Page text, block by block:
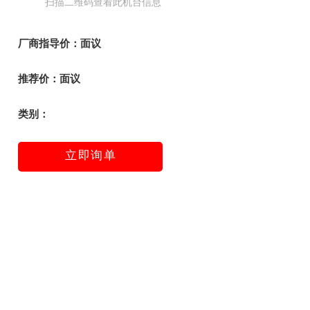
厂商指导价：面议
推荐价：面议
类别：
立 即询单